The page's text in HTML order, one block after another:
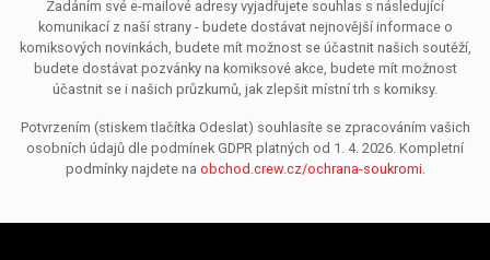
Zadáním své e-mailové adresy vyjadřujete souhlas s následující
komunikací z naší strany - budete dostávat nejnovější informace o
komiksových novinkách, budete mít možnost se účastnit našich soutěží,
budete dostávat pozvánky na komiksové akce, budete mít možnost
účastnit se i našich průzkumů, jak zlepšit místní trh s komiksy.
Potvrzením (stiskem tlačítka Odeslat) souhlasíte se zpracováním vašich
osobních údajů dle podmínek GDPR platných od 1. 4. 2026. Kompletní
podmínky najdete na obchod.crew.cz/ochrana-soukromi.